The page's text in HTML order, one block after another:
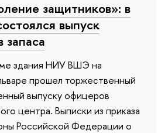
защитников»: в
выпуск
запаса
здания НИУ ВШЭ на
прошел торжественный
выпуску офицеров
центра. Выписки из приказа
Российской Федерации о